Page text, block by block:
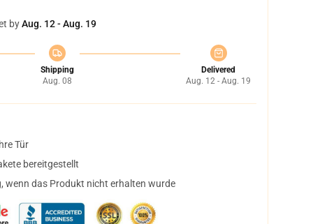
byAug. 12 - Aug. 19
Shipping
Aug. 08
Delivered
Aug. 12 - Aug. 19
Tür
bereitgestellt
wenn das Produkt nicht erhalten wurde